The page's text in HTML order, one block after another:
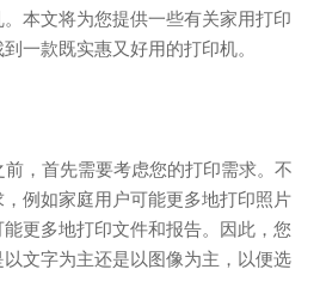
本文将为您提供一些有关家用打印
一款既实惠又好用的打印机。
，首先需要考虑您的打印需求。不
例如家庭用户可能更多地打印照片
更多地打印文件和报告。因此，您
文字为主还是以图像为主，以便选